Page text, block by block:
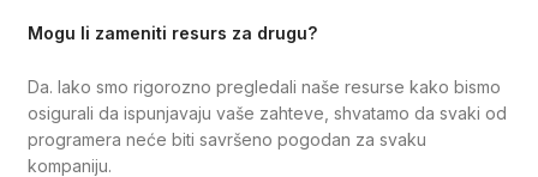
Mogu li zameniti resurs za drugu?
Da. Iako smo rigorozno pregledali naše resurse kako bismo
osigurali da ispunjavaju vaše zahteve, shvatamo da svaki od
programera neće biti savršeno pogodan za svaku
kompaniju.